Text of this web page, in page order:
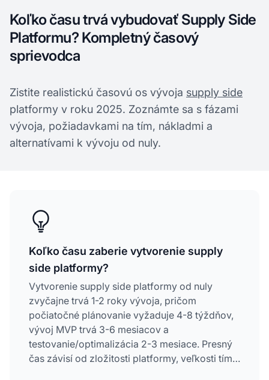
Koľko času trvá vybudovať Supply Side
Platformu? Kompletný časový
sprievodca
Zistite realistickú časovú os vývoja supply side
platformy v roku 2025. Zoznámte sa s fázami
vývoja, požiadavkami na tím, nákladmi a
alternatívami k vývoju od nuly.
Koľko času zaberie vytvorenie supply
side platformy?
Vytvorenie supply side platformy od nuly
zvyčajne trvá 1-2 roky vývoja, pričom
počiatočné plánovanie vyžaduje 4-8 týždňov,
vývoj MVP trvá 3-6 mesiacov a
testovanie/optimalizácia 2-3 mesiace. Presný
čas závisí od zložitosti platformy, veľkosti tímu,